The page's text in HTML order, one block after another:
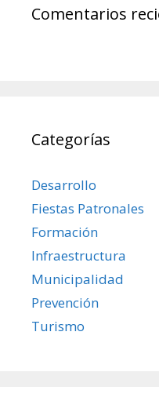
Comentarios
Categorías
Desarrollo
Fiestas Patronales
Formación
Infraestructura
Municipalidad
Prevención
Turismo